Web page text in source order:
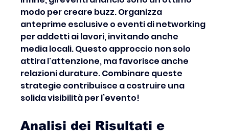
modo per creare buzz. Organizza
anteprime esclusive o eventi di networking
per addetti ai lavori, invitando anche
media locali. Questo approccio non solo
attira l'attenzione, ma favorisce anche
relazioni durature. Combinare queste
strategie contribuisce a costruire una
solida visibilità per l’evento!
Analisi dei Risultati e